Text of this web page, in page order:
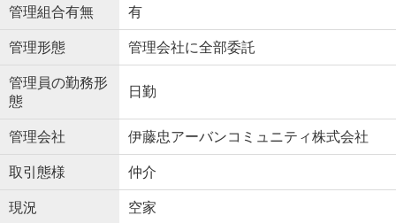
管理組合有無 有
管理形態 管理会社に全部委託
管理員の勤務形
態
日勤
管理会社 伊藤忠アーバンコミュニティ株式会社
取引態様 仲介
現況 空家